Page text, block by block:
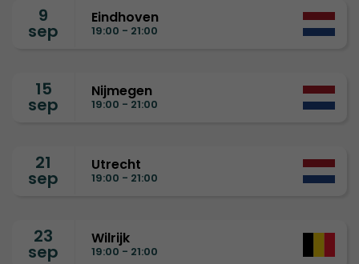
9
sep
Eindhoven
19:00 - 21:00
15
sep
Nijmegen
19:00 - 21:00
21
sep
Utrecht
19:00 - 21:00
23
sep
Wilrijk
19:00 - 21:00